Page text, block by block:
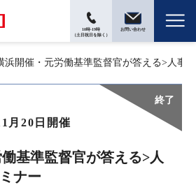
10時-19時
（土日祝日を除く）
お問い合わせ
浜開催・元労働基準監督官が答える>人事
月20日開催
基準監督官が答える>人
ナー